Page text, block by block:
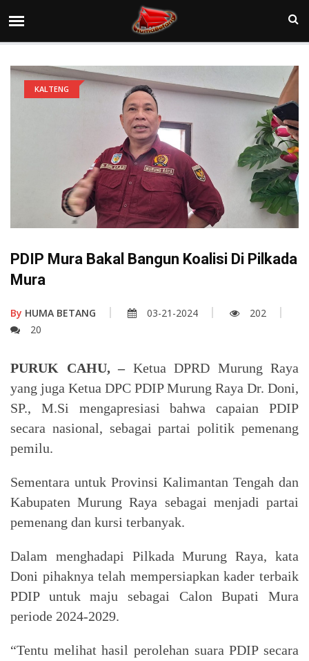
KALTENG
PDIP Mura Bakal Bangun Koalisi Di Pilkada
Mura
By HUMA BETANG 03-21-2024
202
20
PURUK CAHU, –Ketua DPRD Murung Raya
yang juga Ketua DPC PDIP Murung Raya Dr. Doni,
SP., M.Si mengapresiasi bahwa capaian PDIP
secara nasional, sebagai partai politik pemenang
pemilu.
Sementara untuk Provinsi Kalimantan Tengah dan
Kabupaten Murung Raya sebagai menjadi partai
pemenang dan kursi terbanyak.
Dalam menghadapi Pilkada Murung Raya, kata
Doni pihaknya telah mempersiapkan kader terbaik
PDIP untuk maju sebagai Calon Bupati Mura
periode 2024-2029.
“Tentu melihat hasil perolehan suara PDIP secara